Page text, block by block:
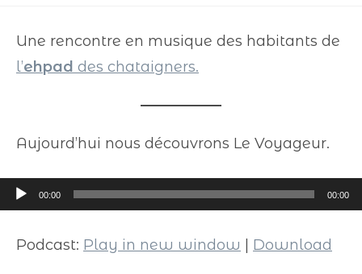
Une rencontre en musique des habitants de
l’ehpad des chataigners.
Aujourd’hui nous découvrons Le Voyageur.
Lecteur
audio
00:00 00:00
Podcast: Play in new window Download